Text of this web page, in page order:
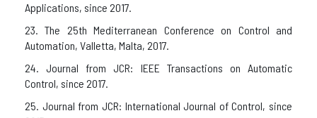
Applications, since 2017.
23. The 25th Mediterranean Conference on Control and
Automation, Valletta, Malta, 2017.
24. Journal from JCR: IEEE Transactions on Automatic
Control, since 2017.
25. Journal from JCR: International Journal of Control, since